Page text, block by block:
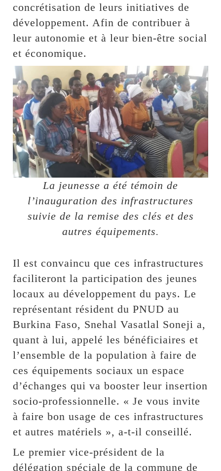
concrétisation de leurs initiatives de
développement. Afin de contribuer à
leur autonomie et à leur bien-être social
et économique.
La jeunesse a été témoin de
l’inauguration des infrastructures
suivie de la remise des clés et des
autres équipements.
Il est convaincu que ces infrastructures
faciliteront la participation des jeunes
locaux au développement du pays. Le
représentant résident du PNUD au
Burkina Faso, Snehal Vasatlal Soneji a,
quant à lui, appelé les bénéficiaires et
l’ensemble de la population à faire de
ces équipements sociaux un espace
d’échanges qui va booster leur insertion
socio-professionnelle. « Je vous invite
à faire bon usage de ces infrastructures
et autres matériels », a-t-il conseillé.
Le premier vice-président de la
délégation spéciale de la commune de